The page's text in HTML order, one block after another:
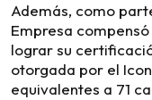
Además, como
Empresa
lograr su
otorgada por el
equivalentes a 71